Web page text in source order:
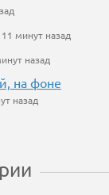
минут назад
назад
на фоне
назад